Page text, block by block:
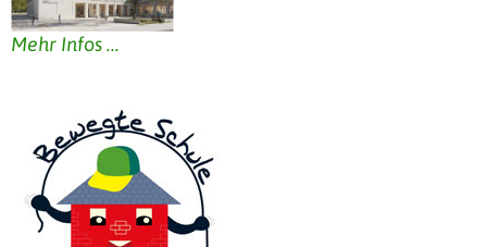
Mehr Infos ...